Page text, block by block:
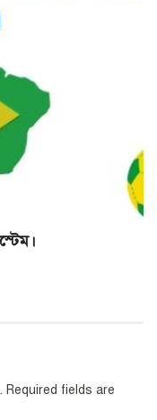
Required fields are